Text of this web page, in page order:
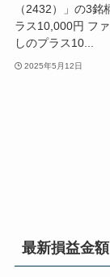
（2432）」の3
ラス10,000円 フ
しのプラス10...
2025年5月12日
最新損益金額